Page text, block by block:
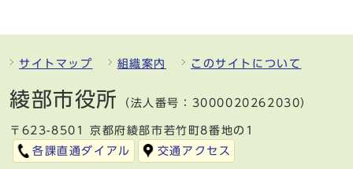
サイトマップ 組織案内 このサイトについて
綾部市役所 （法人番号：3000020262030）
〒623-8501 京都府綾部市若竹町8番地の1
各課直通ダイアル
交通アクセス